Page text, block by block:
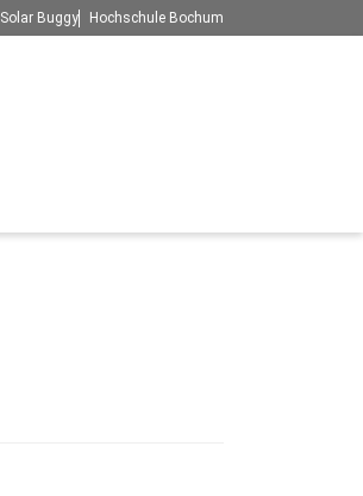
Solar Buggy Hochschule Bochum